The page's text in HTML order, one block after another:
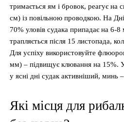
тримається ям і бровок, реагує на
см) із повільною проводкою. На
70% уловів судака припадає на 6-
трапляється після 15 листопада,
Для успіху використовуйте
мм) – підвищує клювання на 15%.
у ясні дні судак активніший, минь
Які місця для